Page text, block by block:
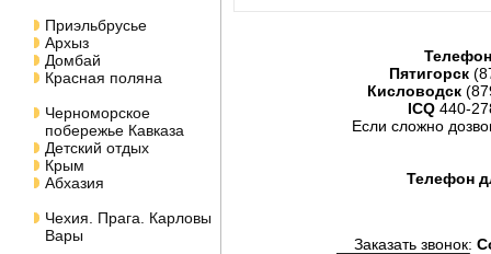
Приэльбрусье
Архыз
Домбай
Красная поляна
Черноморское
побережье Кавказа
Детский отдых
Крым
Абхазия
Чехия. Прага. Карловы
Вары
Пятигорск
Кисловодск
ICQ440-
Если сложно
Телефон
Заказать звонок: